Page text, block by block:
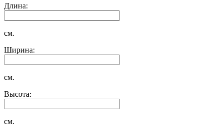
Длина:
см.
Ширина:
см.
Высота:
см.